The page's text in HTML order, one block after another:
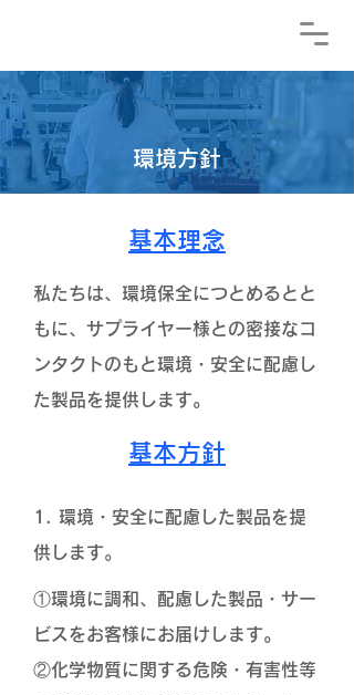
​環境方針
基本理念
私たちは、環境保全につとめるとと
もに、サプライヤー様との密接なコ
ンタクトのもと環境・安全に配慮し
た製品を提供します。
基本方針
1. 環境・安全に配慮した製品を提
供します。
①環境に調和、配慮した製品・サー
ビスをお客様にお届けします。
②化学物質に関する危険・有害性等